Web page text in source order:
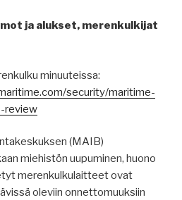
ja alukset, merenkulkijat
minuuteissa:
security/maritime-
review
(MAIB)
miehistön uupuminen, huono
merenkulkulaitteet ovat
oleviin onnettomuuksiin